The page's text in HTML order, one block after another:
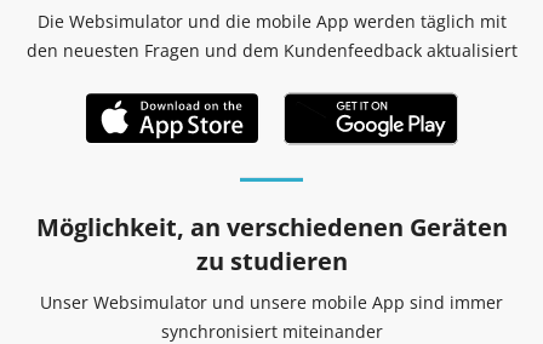
Die Websimulator und die mobile App werden täglich mit
den neuesten Fragen und dem Kundenfeedback aktualisiert
Möglichkeit, an verschiedenen Geräten
zu studieren
Unser Websimulator und unsere mobile App sind immer
synchronisiert miteinander